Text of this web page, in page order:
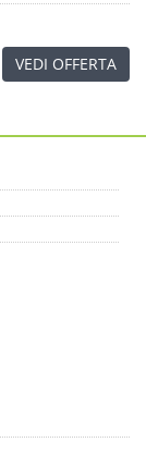
VEDI OFFERTA